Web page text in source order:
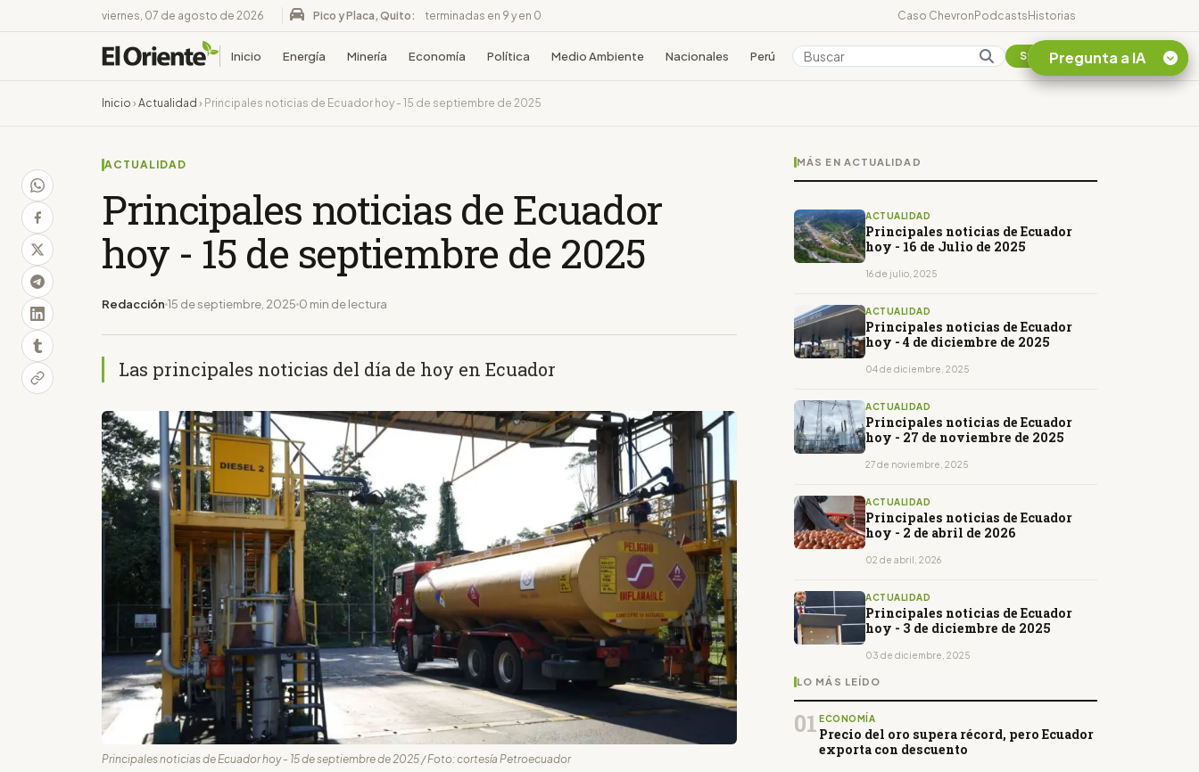
viernes, 07 de agosto de 2026 Pico y Placa, Quito: terminadas en 9 y en 0 Caso ChevronPodcastsHistorias
Inicio Energía Minería Economía Política Medio Ambiente Nacionales Perú Colombia Suscribirse
Inicio › Actualidad › Principales noticias de Ecuador hoy - 15 de septiembre de 2025
ACTUALIDAD
Principales noticias de Ecuador
hoy - 15 de septiembre de 2025
Redacción 15 de septiembre, 2025 0 min de lectura
Las principales noticias del día de hoy en Ecuador
Principales noticias de Ecuador hoy - 15 de septiembre de 2025 / Foto: cortesía Petroecuador
MÁS EN ACTUALIDAD
ACTUALIDAD
Principales noticias de Ecuador
hoy - 16 de Julio de 2025
16 de julio, 2025
ACTUALIDAD
Principales noticias de Ecuador
hoy - 4 de diciembre de 2025
04 de diciembre, 2025
ACTUALIDAD
Principales noticias de Ecuador
hoy - 27 de noviembre de 2025
27 de noviembre, 2025
ACTUALIDAD
Principales noticias de Ecuador
hoy - 2 de abril de 2026
02 de abril, 2026
ACTUALIDAD
Principales noticias de Ecuador
hoy - 3 de diciembre de 2025
03 de diciembre, 2025
LO MÁS LEÍDO
01 ECONOMÍA
Precio del oro supera récord, pero Ecuador
exporta con descuento
Pregunta a IA